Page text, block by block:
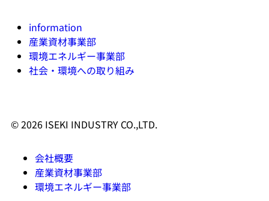
information
産業資材事業部
環境エネルギー事業部
社会・環境への取り組み
© 2026 ISEKI INDUSTRY CO.,LTD.
会社概要
産業資材事業部
環境エネルギー事業部